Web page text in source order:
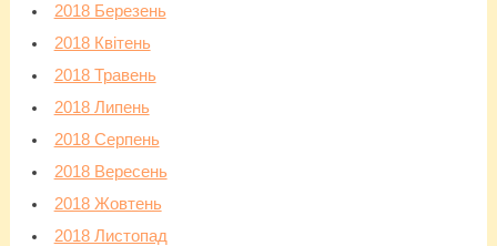
2018 Березень
2018 Квітень
2018 Травень
2018 Липень
2018 Серпень
2018 Вересень
2018 Жовтень
2018 Листопад